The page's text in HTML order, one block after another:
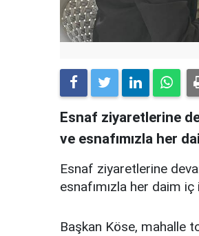
Esnaf ziyaretlerine
ve esnafımızla her
Esnaf ziyaretlerine
esnafımızla her daim
Başkan Köse, mahalle